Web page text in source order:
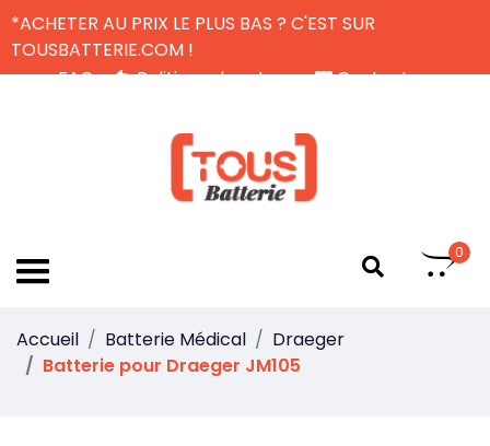
*ACHETER AU PRIX LE PLUS BAS ? C'EST SUR
TOUSBATTERIE.COM !
FAQ
Politique de retour
Contactez-nous
0
Accueil Batterie Médical
Draeger
Batterie pour Draeger JM105